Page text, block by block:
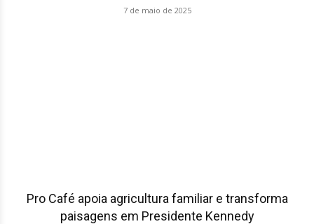
7 de maio de 2025
Pro Café apoia agricultura familiar e transforma
paisagens em Presidente Kennedy